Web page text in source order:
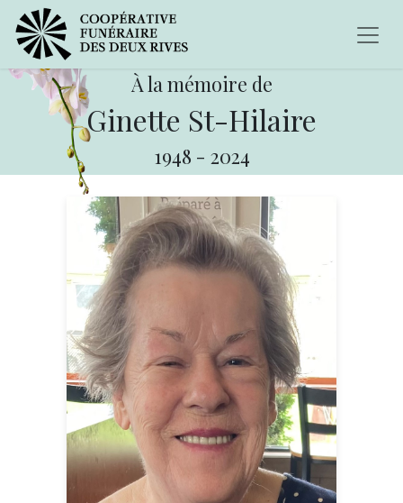
À la mémoire de
Ginette St-Hilaire
1948 - 2024